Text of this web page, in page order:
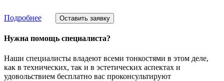
Подробнее Оставить заявку
Нужна помощь специалиста?
Наши специалисты владеют всеми тонкостями в этом деле,
как в технических, так и в эстетических аспектах и
удовольствием бесплатно вас проконсультируют